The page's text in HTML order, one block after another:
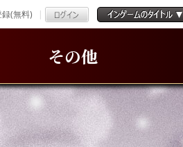
(無料)
その他